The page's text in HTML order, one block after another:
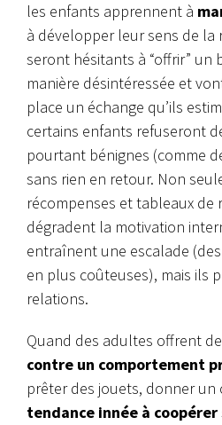
les enfants apprennent à
à développer leur sens de la
seront hésitants à “offrir”
manière désintéressée et
place un échange qu’ils
certains enfants refuseront
pourtant bénignes (comme
sans rien en retour. Non
récompenses et tableaux de
dégradent la motivation
entraînent une escalade
en plus coûteuses), mais ils
relations.
Quand des adultes offrent
contre un comportement
prêter des jouets, donner un
tendance innée à coopérer